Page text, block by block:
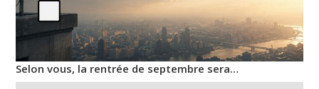
Selon vous, la rentrée de septembre sera…